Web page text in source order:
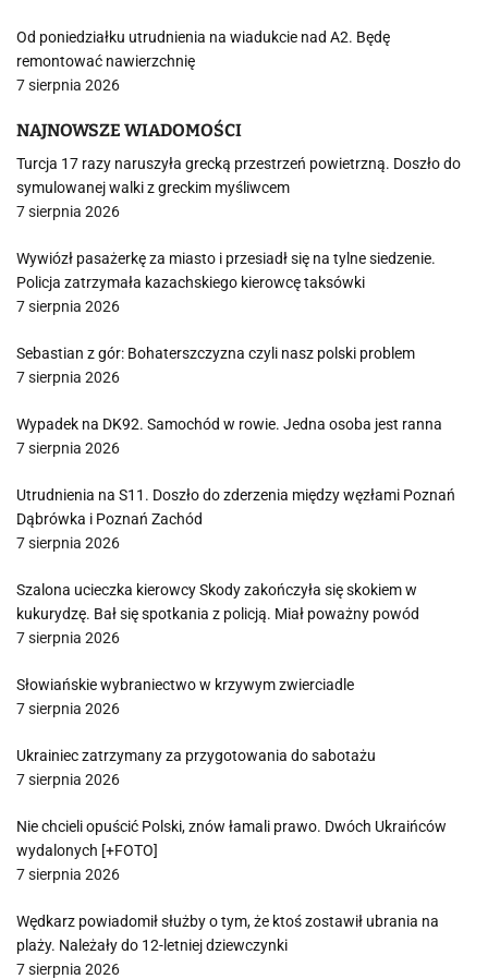
Od poniedziałku utrudnienia na wiadukcie nad A2. Będę
remontować nawierzchnię
7 sierpnia 2026
NAJNOWSZE WIADOMOŚCI
Turcja 17 razy naruszyła grecką przestrzeń powietrzną. Doszło do
symulowanej walki z greckim myśliwcem
7 sierpnia 2026
Wywiózł pasażerkę za miasto i przesiadł się na tylne siedzenie.
Policja zatrzymała kazachskiego kierowcę taksówki
7 sierpnia 2026
Sebastian z gór: Bohaterszczyzna czyli nasz polski problem
7 sierpnia 2026
Wypadek na DK92. Samochód w rowie. Jedna osoba jest ranna
7 sierpnia 2026
Utrudnienia na S11. Doszło do zderzenia między węzłami Poznań
Dąbrówka i Poznań Zachód
7 sierpnia 2026
Szalona ucieczka kierowcy Skody zakończyła się skokiem w
kukurydzę. Bał się spotkania z policją. Miał poważny powód
7 sierpnia 2026
Słowiańskie wybraniectwo w krzywym zwierciadle
7 sierpnia 2026
Ukrainiec zatrzymany za przygotowania do sabotażu
7 sierpnia 2026
Nie chcieli opuścić Polski, znów łamali prawo. Dwóch Ukraińców
wydalonych [+FOTO]
7 sierpnia 2026
Wędkarz powiadomił służby o tym, że ktoś zostawił ubrania na
plaży. Należały do 12-letniej dziewczynki
7 sierpnia 2026